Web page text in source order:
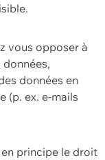
vous opposer à
données en
(p. ex. e-mails
principe le droit